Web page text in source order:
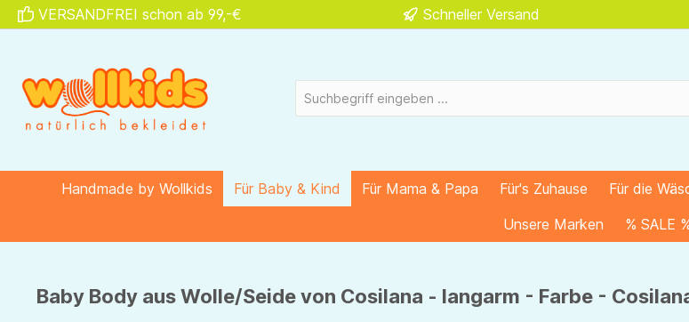
Zur Hauptnavigation springen
VERSANDFREI schon ab 99,-€ Schneller Versand
Handmade by Wollkids Für Baby & Kind Für Mama & Papa Für's Zuhause Für die
Unsere Marken
% SALE
Baby Body aus Wolle/Seide von Cosilana - langarm - Farbe -